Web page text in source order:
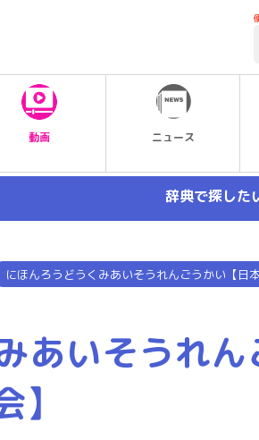
動画 ニュース
辞典で探した
にほんろうどうくみあいそうれんごうかい【日
あいそうれん